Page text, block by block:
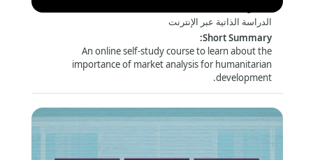
الدراسة الذاتية عبر الإنترنت
Short Summary
:
An online self-study course to learn about the
importance of market analysis for humanitarian
development.